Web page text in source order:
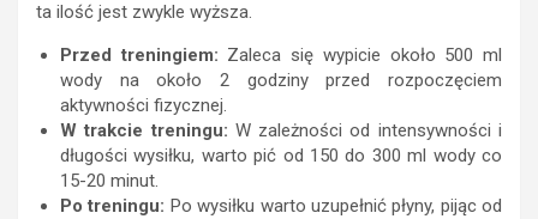
ta ilość jest zwykle wyższa.
Przed treningiem: Zaleca się wypicie około 500 ml
wody na około 2 godziny przed rozpoczęciem
aktywności fizycznej.
W trakcie treningu: W zależności od intensywności i
długości wysiłku, warto pić od 150 do 300 ml wody co
15-20 minut.
Po treningu: Po wysiłku warto uzupełnić płyny, pijąc od